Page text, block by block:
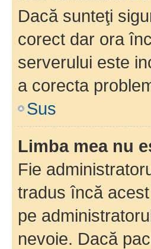
Dacă sunteţi
corect dar ora
serverului este
a corecta
Sus
Limba mea nu
Fie
tradus încă
pe
nevoie. Dacă